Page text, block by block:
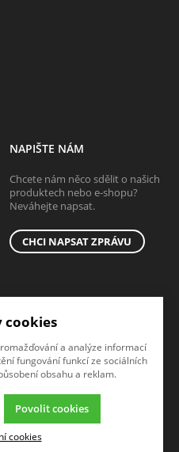
NAPIŠTE NÁM
Chcete nám něco sdělit o našich
produktech nebo e-shopu?
Neváhejte napsat.
CHCI NAPSAT ZPRÁVU
Klikněte pro více informací.
cookies
a analýze informací
fungování funkcí ze sociálních
obsahu a reklam.
Povolit cookies
cookies